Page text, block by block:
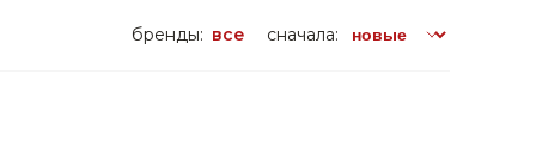
сначала:
бренды: все